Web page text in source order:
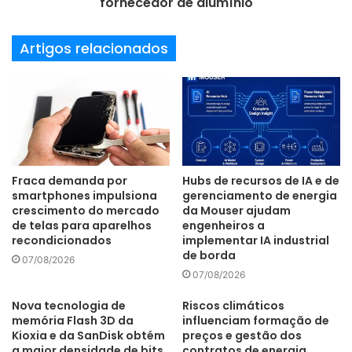
Artigos relacionados
Fraca demanda por
smartphones impulsiona
crescimento do mercado
de telas para aparelhos
recondicionados
07/08/2026
Hubs de recursos de IA e de
gerenciamento de energia
da Mouser ajudam
engenheiros a
implementar IA industrial
de borda
07/08/2026
Nova tecnologia de
memória Flash 3D da
Kioxia e da SanDisk obtém
Riscos climáticos
influenciam formação de
preços e gestão dos